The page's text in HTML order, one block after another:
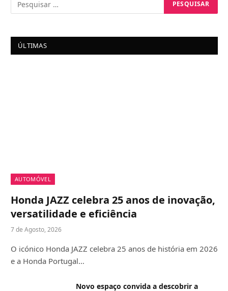
ÚLTIMAS
AUTOMÓVEL
Honda JAZZ celebra 25 anos de inovação,
versatilidade e eficiência
7 de Agosto, 2026
O icónico Honda JAZZ celebra 25 anos de história em 2026
e a Honda Portugal…
Novo espaço convida a descobrir a